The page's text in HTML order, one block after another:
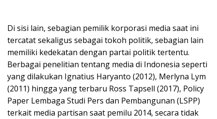
Di sisi lain, sebagian pemilik korporasi media saat ini
tercatat sekaligus sebagai tokoh politik, sebagian lain
memiliki kedekatan dengan partai politik tertentu.
Berbagai penelitian tentang media di Indonesia seperti
yang dilakukan Ignatius Haryanto (2012), Merlyna Lym
(2011) hingga yang terbaru Ross Tapsell (2017), Policy
Paper Lembaga Studi Pers dan Pembangunan (LSPP)
terkait media partisan saat pemilu 2014, secara tidak